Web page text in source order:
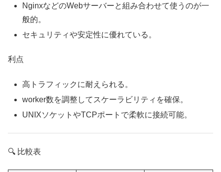
NginxなどのWebサーバーと組み合わせて使うのが一
般的。
セキュリティや安定性に優れている。
利点
高トラフィックに耐えられる。
worker数を調整してスケーラビリティを確保。
UNIXソケットやTCPポートで柔軟に接続可能。
🔍 比較表